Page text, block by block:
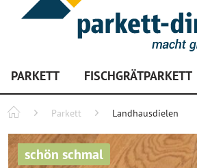
PARKETT FISCHGRÄTPARKETT
Parkett Landhausdielen
schön schmal